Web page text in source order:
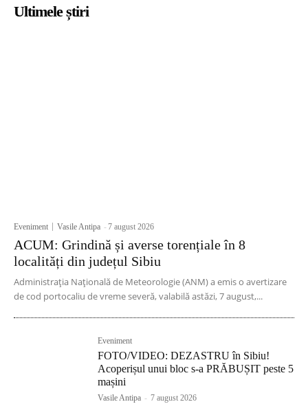
Ultimele știri
Eveniment Vasile Antipa -7 august 2026
ACUM: Grindină și averse torențiale în 8
localități din județul Sibiu
Administrația Națională de Meteorologie (ANM) a emis o avertizare
de cod portocaliu de vreme severă, valabilă astăzi, 7 august,...
Eveniment
FOTO/VIDEO: DEZASTRU în Sibiu!
Acoperișul unui bloc s-a PRĂBUȘIT peste 5
mașini
Vasile Antipa - 7 august 2026